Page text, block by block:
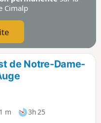
Cimalp
de Notre-Dame-
m
3h 25